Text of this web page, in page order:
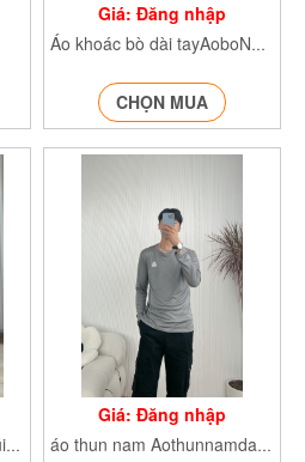
Giá: Đăng nhập
Áo khoác bò dài tayAoboNAMdaitay
CHỌN MUA
Quần jean ucargo pants túi hộp Quanjeanucargo3623
Giá: Đăng nhập
áo thun nam AothunnamdaitayTA002